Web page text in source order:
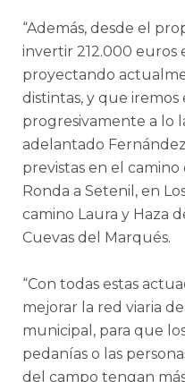
“Además, desde el
invertir 212.000 euros
proyectando
distintas, y que
progresivamente a lo
adelantado
previstas en el
Ronda a Setenil, en
camino Laura y Haza
Cuevas del Marqués.
“Con todas estas
mejorar la red viaria
municipal, para que
pedanías o las
del campo tengan